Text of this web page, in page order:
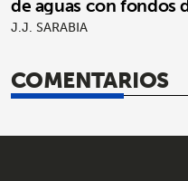
J.J. SARABIA
COMENTARIOS